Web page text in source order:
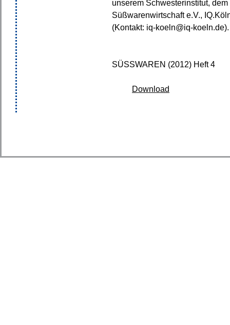
unserem Schwesterinstitut,
Süßwarenwirtschaft e.V.,
(Kontakt: iq-koeln@iq-koeln.de).
SÜSSWAREN (2012) Heft 4
Download